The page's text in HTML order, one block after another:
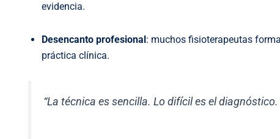
evidencia.
Desencanto profesional : muchos fisioterapeutas
práctica clínica.
“La técnica es sencilla. Lo difícil es el